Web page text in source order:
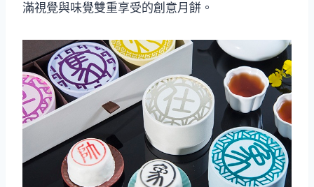
滿視覺與味覺雙重享受的創意月餅。